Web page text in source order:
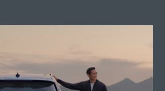
O difusor com ponteiras de escape
Audi Q7 SUV. Os Audi rings em visual 2D
linguagem de design bem visível no
completa a aparência exclusiva.